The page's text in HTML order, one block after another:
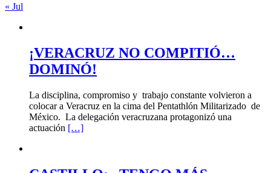
« Jul
¡VERACRUZ NO COMPITIÓ…
DOMINÓ!
La disciplina, compromiso y trabajo constante volvieron a
colocar a Veracruz en la cima del Pentathlón Militarizado de
México. La delegación veracruzana protagonizó una
actuación […]